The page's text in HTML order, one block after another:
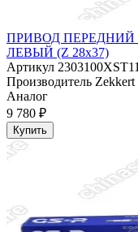
ПРИВОД ПЕРЕДНИЙ
ЛЕВЫЙ (Z 28x37)
Артикул
Производитель Zekkert
Аналог
9 780 ₽
Купить